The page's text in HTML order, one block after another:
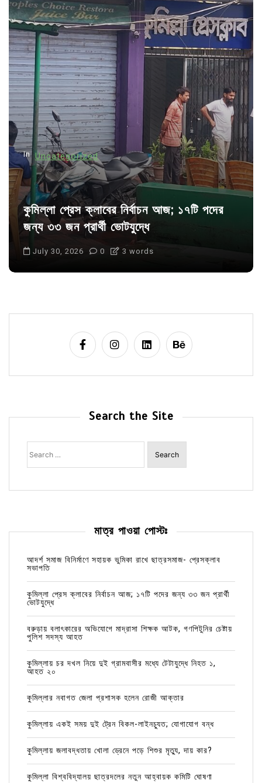
v
i
g
a
t
i
o
n
In Uncategorized
কুমিল্লা প্রেস ক্লাবের নির্বাচন আজ; ১৭টি পদের
জন্য ৩৩ জন প্রার্থী ভোটযুদ্ধে
July 30, 2026 0 3 words
Search the Site
Search
for:
মাত্র পাওয়া পোস্টঃ
আদর্শ সমাজ বিনির্মাণে সহায়ক ভুমিকা রাখে ছাত্রসমাজ- প্রেসক্লাব
সভাপতি
কুমিল্লা প্রেস ক্লাবের নির্বাচন আজ; ১৭টি পদের জন্য ৩৩ জন প্রার্থী
ভোটযুদ্ধে
বরুড়ায় বলাৎকারের অভিযোগে মাদ্রাসা শিক্ষক আটক, গণপিটুনির চেষ্টায়
পুলিশ সদস্য আহত
কুমিল্লায় চর দখল নিয়ে দুই গ্রামবাসীর মধ্যে টেটাযুদ্ধে নিহত ১,
আহত ২০
কুমিল্লার নবাগত জেলা প্রশাসক হলেন রোজী আক্তার
কুমিল্লায় একই সময় দুই ট্রেন বিকল-লাইনচ্যুত; যোগাযোগ বন্ধ
কুমিল্লায় জলাবদ্ধতায় খোলা ড্রেনে পড়ে শিশুর মৃত্যু, দায় কার?
কুমিল্লা বিশ্ববিদ্যালয় ছাত্রদলের নতুন আহ্বায়ক কমিটি ঘোষণা